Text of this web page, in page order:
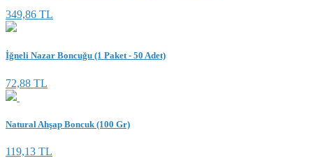
349,86 TL
İğneli Nazar Boncuğu (1 Paket - 50 Adet)
72,88 TL
Natural Ahşap Boncuk (100 Gr)
119,13 TL